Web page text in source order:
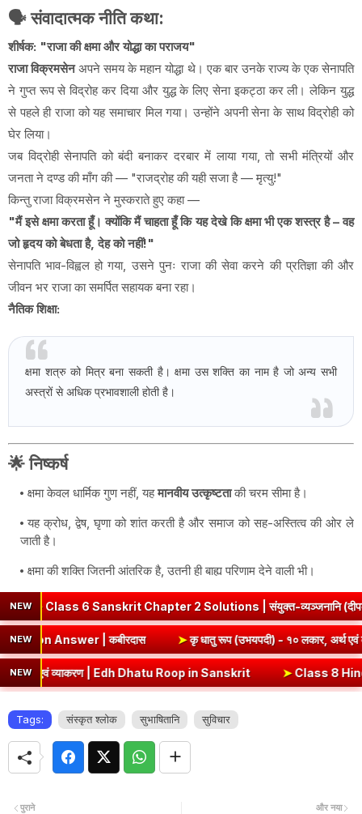
🗣️संवादात्मक नीति कथा:
शीर्षक: "राजा की क्षमा और योद्धा का पराजय"
राजा विक्रमसेनअपने समय के महान योद्धा थे। एक बार उनके राज्य के एक सेनापति
ने गुप्त रूप से विद्रोह कर दिया और युद्ध के लिए सेना इकट्ठा कर ली। लेकिन युद्ध
से पहले ही राजा को यह समाचार मिल गया। उन्होंने अपनी सेना के साथ विद्रोही को
घेर लिया।
जब विद्रोही सेनापति को बंदी बनाकर दरबार में लाया गया, तो सभी मंत्रियों और
जनता ने दण्ड की माँग की — "राजद्रोह की यही सजा है — मृत्यु!"
किन्तु राजा विक्रमसेन ने मुस्कराते हुए कहा —
"मैं इसे क्षमा करता हूँ। क्योंकि मैं चाहता हूँ कि यह देखे कि क्षमा भी एक शस्त्र है – वह
जो हृदय को बेधता है, देह को नहीं!"
सेनापति भाव-विह्वल हो गया, उसने पुनः राजा की सेवा करने की प्रतिज्ञा की और
जीवन भर राजा का समर्पित सहायक बना रहा।
नैतिक शिक्षा:
क्षमा शत्रु को मित्र बना सकती है। क्षमा उस शक्ति का नाम है जो अन्य सभी
अस्त्रों से अधिक प्रभावशाली होती है।
🌟निष्कर्ष
क्षमा केवल धार्मिक गुण नहीं, यहमानवीय उत्कृष्टताकी चरम सीमा है।
यह क्रोध, द्वेष, घृणा को शांत करती है और समाज को सह-अस्तित्व की ओर ले
जाती है।
क्षमा की शक्ति जितनी आंतरिक है, उतनी ही बाह्य परिणाम देने वाली भी।
NEW
6 Sanskrit Chapter 2 Solutions | संयुक्त-व्यञ्जनानि (दीपकम) |
NEW& Question Answer | कबीरदास ➤कृ धातु रूप (उभयपदी) - १०
NEW
व्याकरण | Edh Dhatu Roop in Sanskrit ➤Class 8 Hindi Malhar
Tags: संस्कृत श्लोक सुभाषितानि सुविचार
और नया
पुराने